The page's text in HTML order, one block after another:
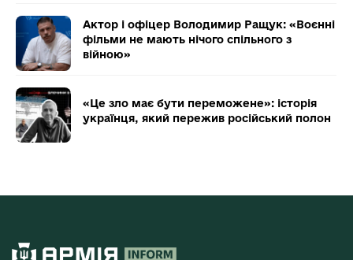
Актор і офіцер Володимир Ращук: «Воєнні
фільми не мають нічого спільного з
війною»
«Це зло має бути переможене»: історія
українця, який пережив російський полон